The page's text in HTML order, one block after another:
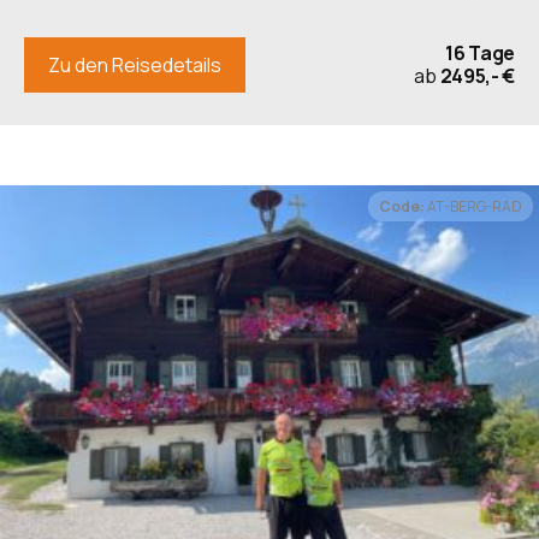
Volendam aus noch kürzere Touren nach
Monnickendam, Edam oder Marken unternehmen
transportiert werden können. Volendam bietet eine
lebhafte Hafenpromenade mit Souvenirläden und
Cafés, idyllische Seitenstraßen, eine Aalräucherei
und ein Museum zur Historie des Ortes.
7. Tag: Volendam – Lelystad:
Naturschutzgebiet Oostvaardersplassen
- Radtour ca. 39 km
Nach dem Frühstück fahren Sie mit dem Schiff
gemeinsam in ca. 4 Stunden zurück nach Lelystad.
Zu den Reisedetails
16 Tage
ab 2495,- €
Code:AT-BERG-RAD